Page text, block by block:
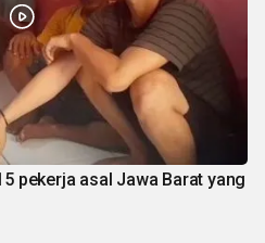
pekerja asal Jawa Barat yang